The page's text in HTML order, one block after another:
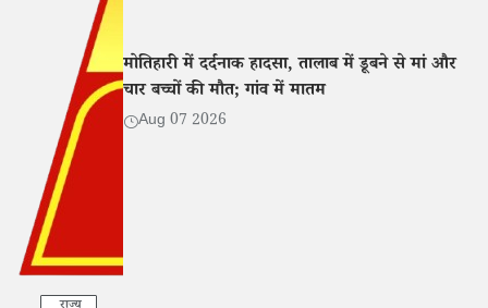
मोतिहारी में दर्दनाक हादसा, तालाब में डूबने से मां और
चार बच्चों की मौत; गांव में मातम
Aug 07 2026